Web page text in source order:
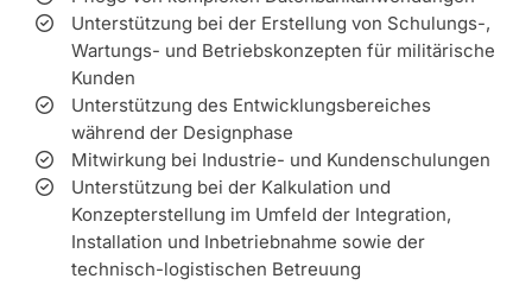
Unterstützung bei der Erstellung von Schulungs-,
Wartungs- und Betriebskonzepten für militärische
Kunden
Unterstützung des Entwicklungsbereiches
während der Designphase
Mitwirkung bei Industrie- und Kundenschulungen
Unterstützung bei der Kalkulation und
Konzepterstellung im Umfeld der Integration,
Installation und Inbetriebnahme sowie der
technisch-logistischen Betreuung